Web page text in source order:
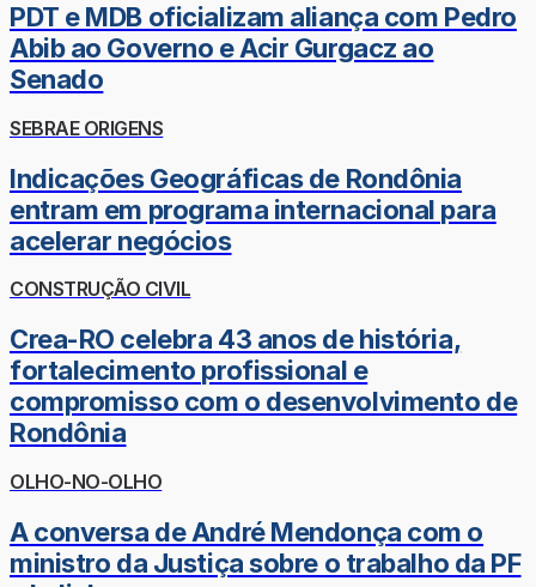
PDT e MDB oficializam aliança com Pedro
Abib ao Governo e Acir Gurgacz ao
Senado
SEBRAE ORIGENS
Indicações Geográficas de Rondônia
entram em programa internacional para
acelerar negócios
CONSTRUÇÃO CIVIL
Crea-RO celebra 43 anos de história,
fortalecimento profissional e
compromisso com o desenvolvimento de
Rondônia
OLHO-NO-OLHO
A conversa de André Mendonça com o
ministro da Justiça sobre o trabalho da PF